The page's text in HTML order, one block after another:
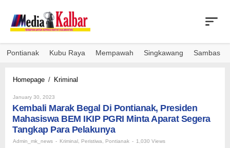
content
Pontianak Kubu Raya Mempawah Singkawang Sambas
Homepage / Kriminal
Di
Pontianak,
Presiden
Mahasiswa
BEM
January 30, 2023
Kembali Marak Begal Di Pontianak, Presiden
Mahasiswa BEM IKIP PGRI Minta Aparat Segera
Tangkap Para Pelakunya
Admin_mk_news - Kriminal Peristiwa Pontianak - 1,030 Views